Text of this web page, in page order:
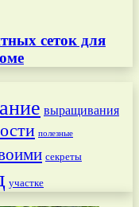
сеток для
выращивания
полезные
секреты
участке